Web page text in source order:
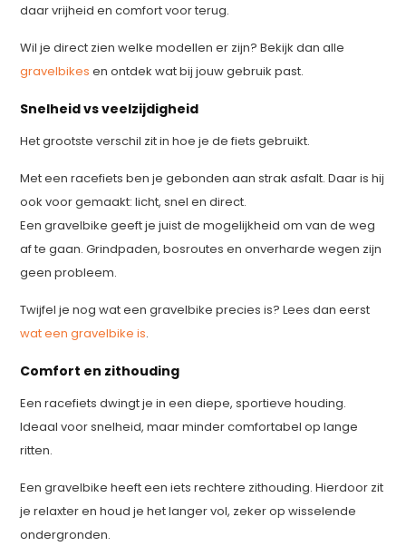
daar vrijheid en comfort voor terug.
Wil je direct zien welke modellen er zijn? Bekijk dan alle
gravelbikes en ontdek wat bij jouw gebruik past.
Snelheid vs veelzijdigheid
Het grootste verschil zit in hoe je de fiets gebruikt.
Met een racefiets ben je gebonden aan strak asfalt. Daar is hij
ook voor gemaakt: licht, snel en direct.
Een gravelbike geeft je juist de mogelijkheid om van de weg
af te gaan. Grindpaden, bosroutes en onverharde wegen zijn
geen probleem.
Twijfel je nog wat een gravelbike precies is? Lees dan eerst
wat een gravelbike is.
Comfort en zithouding
Een racefiets dwingt je in een diepe, sportieve houding.
Ideaal voor snelheid, maar minder comfortabel op lange
ritten.
Een gravelbike heeft een iets rechtere zithouding. Hierdoor zit
je relaxter en houd je het langer vol, zeker op wisselende
ondergronden.